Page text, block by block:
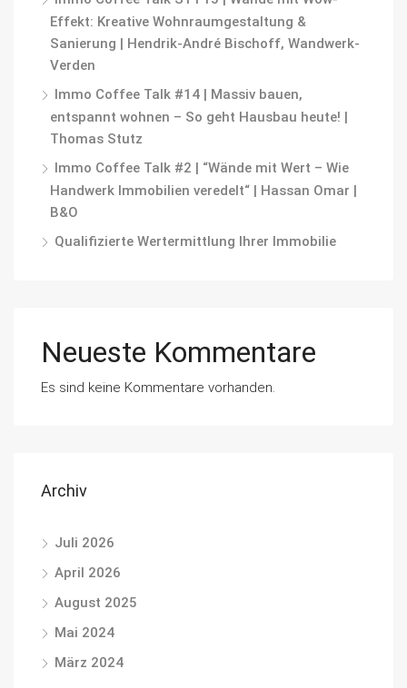
Effekt: Kreative Wohnraumgestaltung &
Sanierung | Hendrik-André Bischoff, Wandwerk-
Verden
Immo Coffee Talk #14 | Massiv bauen,
entspannt wohnen – So geht Hausbau heute! |
Thomas Stutz
Immo Coffee Talk #2 | “Wände mit Wert – Wie
Handwerk Immobilien veredelt“ | Hassan Omar |
B&O
Qualifizierte Wertermittlung Ihrer Immobilie
Neueste Kommentare
Es sind keine Kommentare vorhanden.
Archiv
Juli 2026
April 2026
August 2025
Mai 2024
März 2024